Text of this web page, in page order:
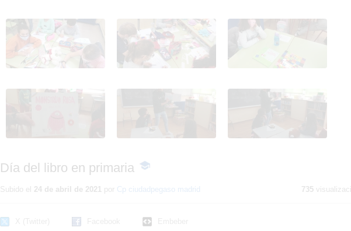
Día del libro en primaria Día del libro en primaria Día del libro en primaria
Día del libro en primaria Día del libro en primaria
Día del libro en primaria
-
educativo
Subido el 24 de abril de 2021 por Cp ciudadpegaso madrid 735